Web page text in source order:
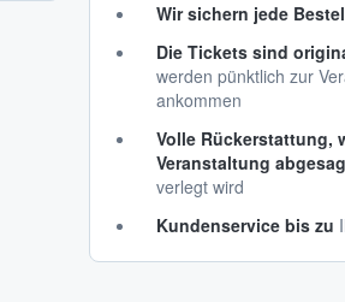
Wir sichern jede
Die Tickets sind
werden pünktlich zur
ankommen
Volle Rückerstattung,
Veranstaltung
verlegt wird
Kundenservice bis zu